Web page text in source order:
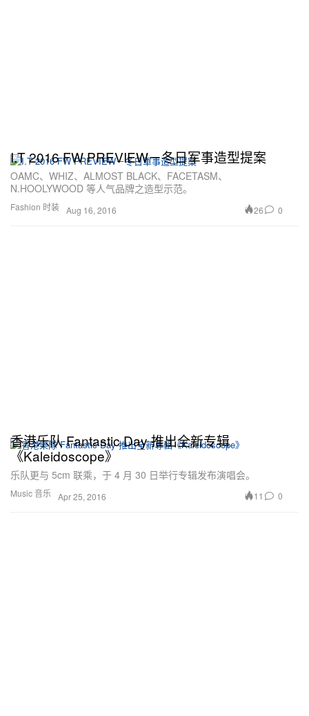
Fashion 时装
I.T 2016 FW PREVIEW－冬日军事造型提案
OAMC、WHIZ、ALMOST BLACK、FACETASM、
N.HOOLYWOOD 等人气品牌之造型示范。
Aug 16, 2016 26 0
Music 音乐
香港乐队 Fantastic Day 推出全新专辑
《Kaleidoscope》
乐队更与 5cm 联乘，于 4 月 30 日举行专辑发布演唱会。
Apr 25, 2016 11 0